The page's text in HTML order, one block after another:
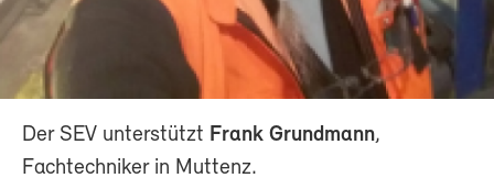
Der SEV unterstützt Frank Grundmann,
Fachtechniker in Muttenz.